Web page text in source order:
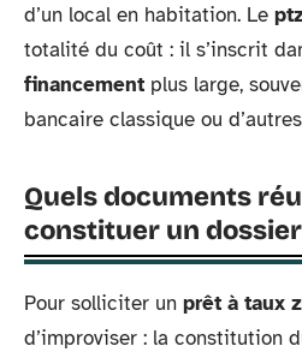
d’un local en habitation. Le
totalité du coût : il s’inscrit
financement plus large,
bancaire classique ou
Quels documents
constituer un dossier
Pour solliciter un prêt à taux
d’improviser : la constitution